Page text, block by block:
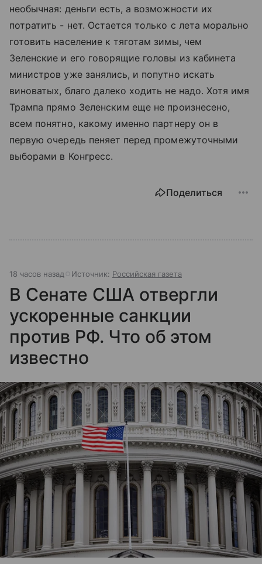
необычная: деньги есть, а возможности их
потратить - нет. Остается только с лета морально
готовить население к тяготам зимы, чем
Зеленские и его говорящие головы из кабинета
министров уже занялись, и попутно искать
виноватых, благо далеко ходить не надо. Хотя имя
Трампа прямо Зеленским еще не произнесено,
всем понятно, какому именно партнеру он в
первую очередь пеняет перед промежуточными
выборами в Конгресс.
Поделиться
18 часов назад Источник: Российская газета
В Сенате США отвергли
ускоренные санкции
против РФ. Что об этом
известно